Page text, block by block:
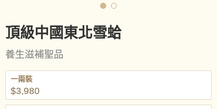
頂級中國東北雪蛤
養生滋補聖品
一兩裝
$3,980